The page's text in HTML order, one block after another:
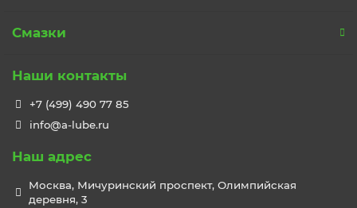
Смазки
Наши контакты
+7 (499) 490 77 85
info@a-lube.ru
Наш адрес
Москва, Мичуринский проспект, Олимпийская
деревня, 3